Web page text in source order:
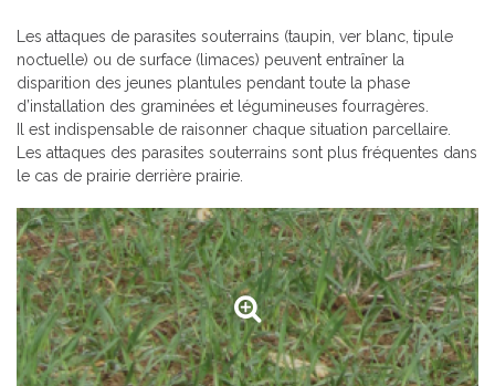
Les attaques de parasites souterrains (taupin, ver blanc, tipule
noctuelle) ou de surface (limaces) peuvent entraîner la
disparition des jeunes plantules pendant toute la phase
d’installation des graminées et légumineuses fourragères.
Il est indispensable de raisonner chaque situation parcellaire.
Les attaques des parasites souterrains sont plus fréquentes dans
le cas de prairie derrière prairie.